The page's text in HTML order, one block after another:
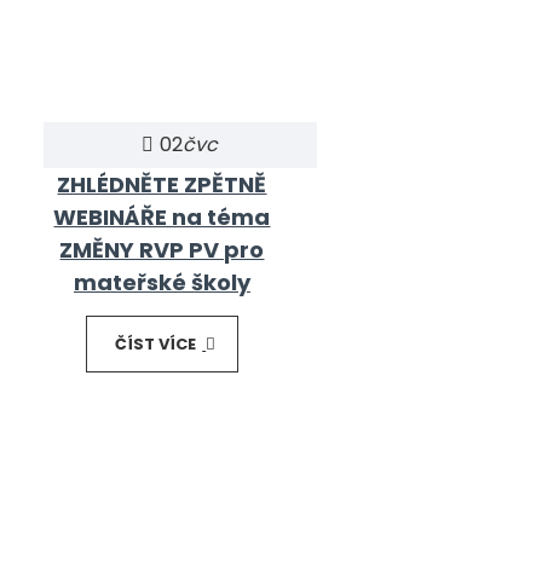
02čvc
ZHLÉDNĚTE ZPĚTNĚ
WEBINÁŘE na téma
ZMĚNY RVP PV pro
mateřské školy
ČÍST VÍCE